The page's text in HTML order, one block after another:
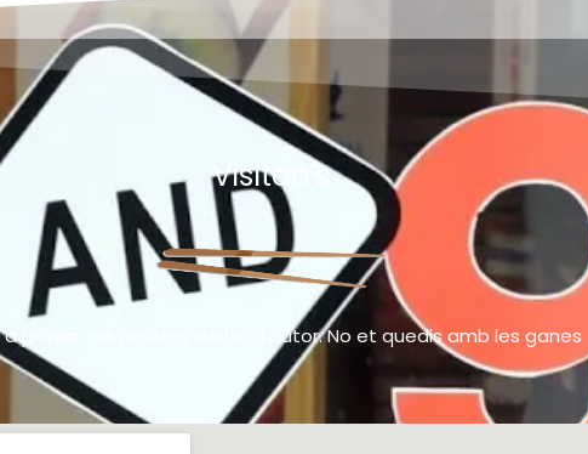
Visitan's
a provar els nostres sushis d’autor. No et quedis amb les ganes